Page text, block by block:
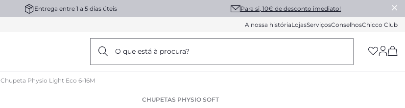
Entrega entre 1 a 5 dias úteis Para si, 10€ de desconto imediato!
A nossa históriaLojasServiçosConselhosChicco Club
O que está à procura?
Chupeta Physio Light Eco 6-16M
CHUPETAS PHYSIO SOFT